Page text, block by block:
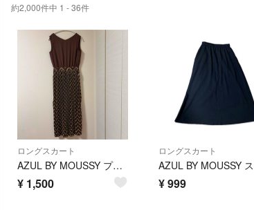
約2,000件中 1 - 36件
ロングスカート
AZUL BY MOUSSY プリーツワンピース ブラウン S
¥ 1,500
ロングスカート
¥999